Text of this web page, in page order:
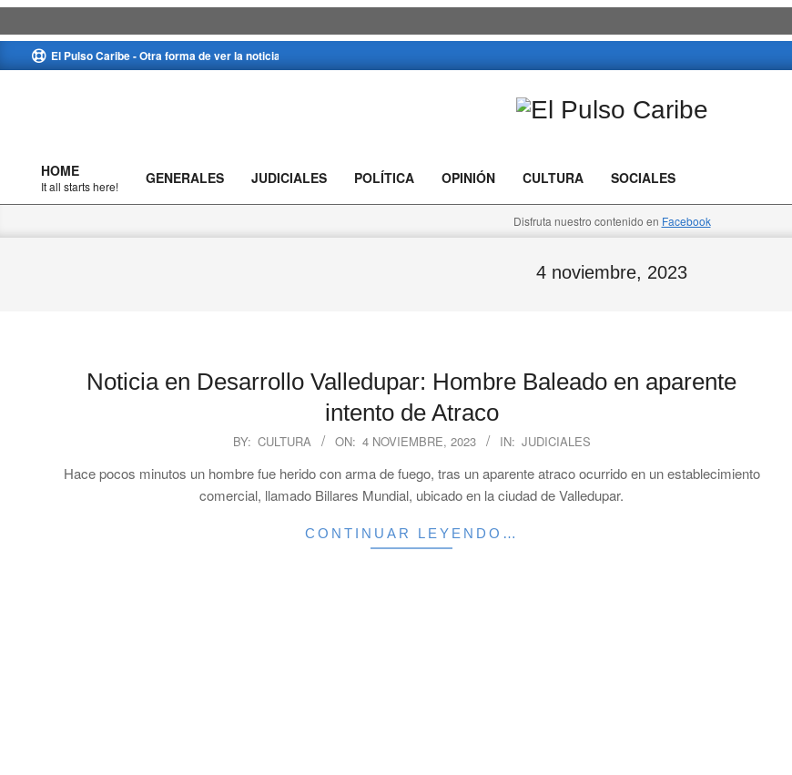
to
El Pulso Caribe - Otra forma de ver la noticia
Caribe
Primary
Navigation
HOME
It all starts here! GENERALES JUDICIALES POLÍTICA OPINIÓN CULTURA SOCIALES
Disfruta nuestro contenido en Facebook
4 noviembre, 2023
Noticia en Desarrollo Valledupar: Hombre Baleado en aparente
intento de Atraco
04
BY: CULTURA ON: 4 NOVIEMBRE, 2023 IN: JUDICIALES
Hace pocos minutos un hombre fue herido con arma de fuego, tras un aparente atraco ocurrido en un establecimiento
comercial, llamado Billares Mundial, ubicado en la ciudad de Valledupar.
CONTINUAR LEYENDO…